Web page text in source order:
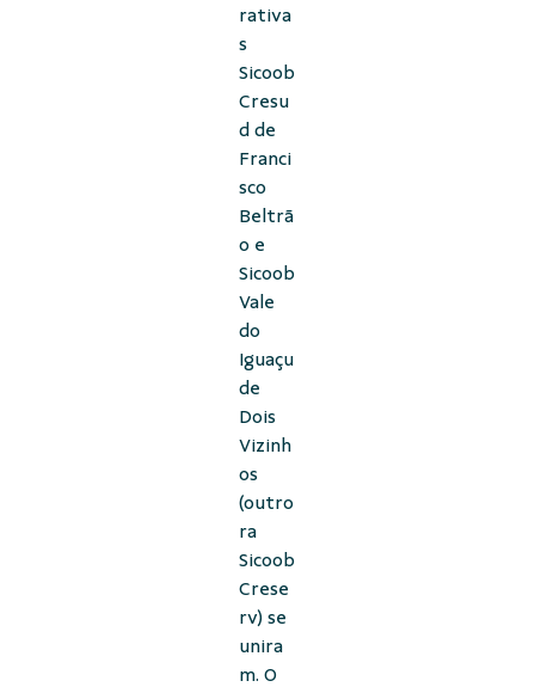
rativa
s
Sicoob
Cresu
d de
Franci
sco
Beltrã
o e
Sicoob
Vale
do
Iguaçu
de
Dois
Vizinh
os
(outro
ra
Sicoob
Crese
rv) se
unira
m. O